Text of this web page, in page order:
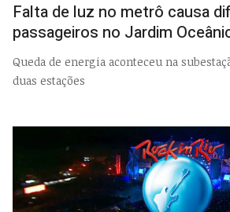
Falta de luz no metrô causa
passageiros no Jardim
Queda de energia aconteceu na
duas estações